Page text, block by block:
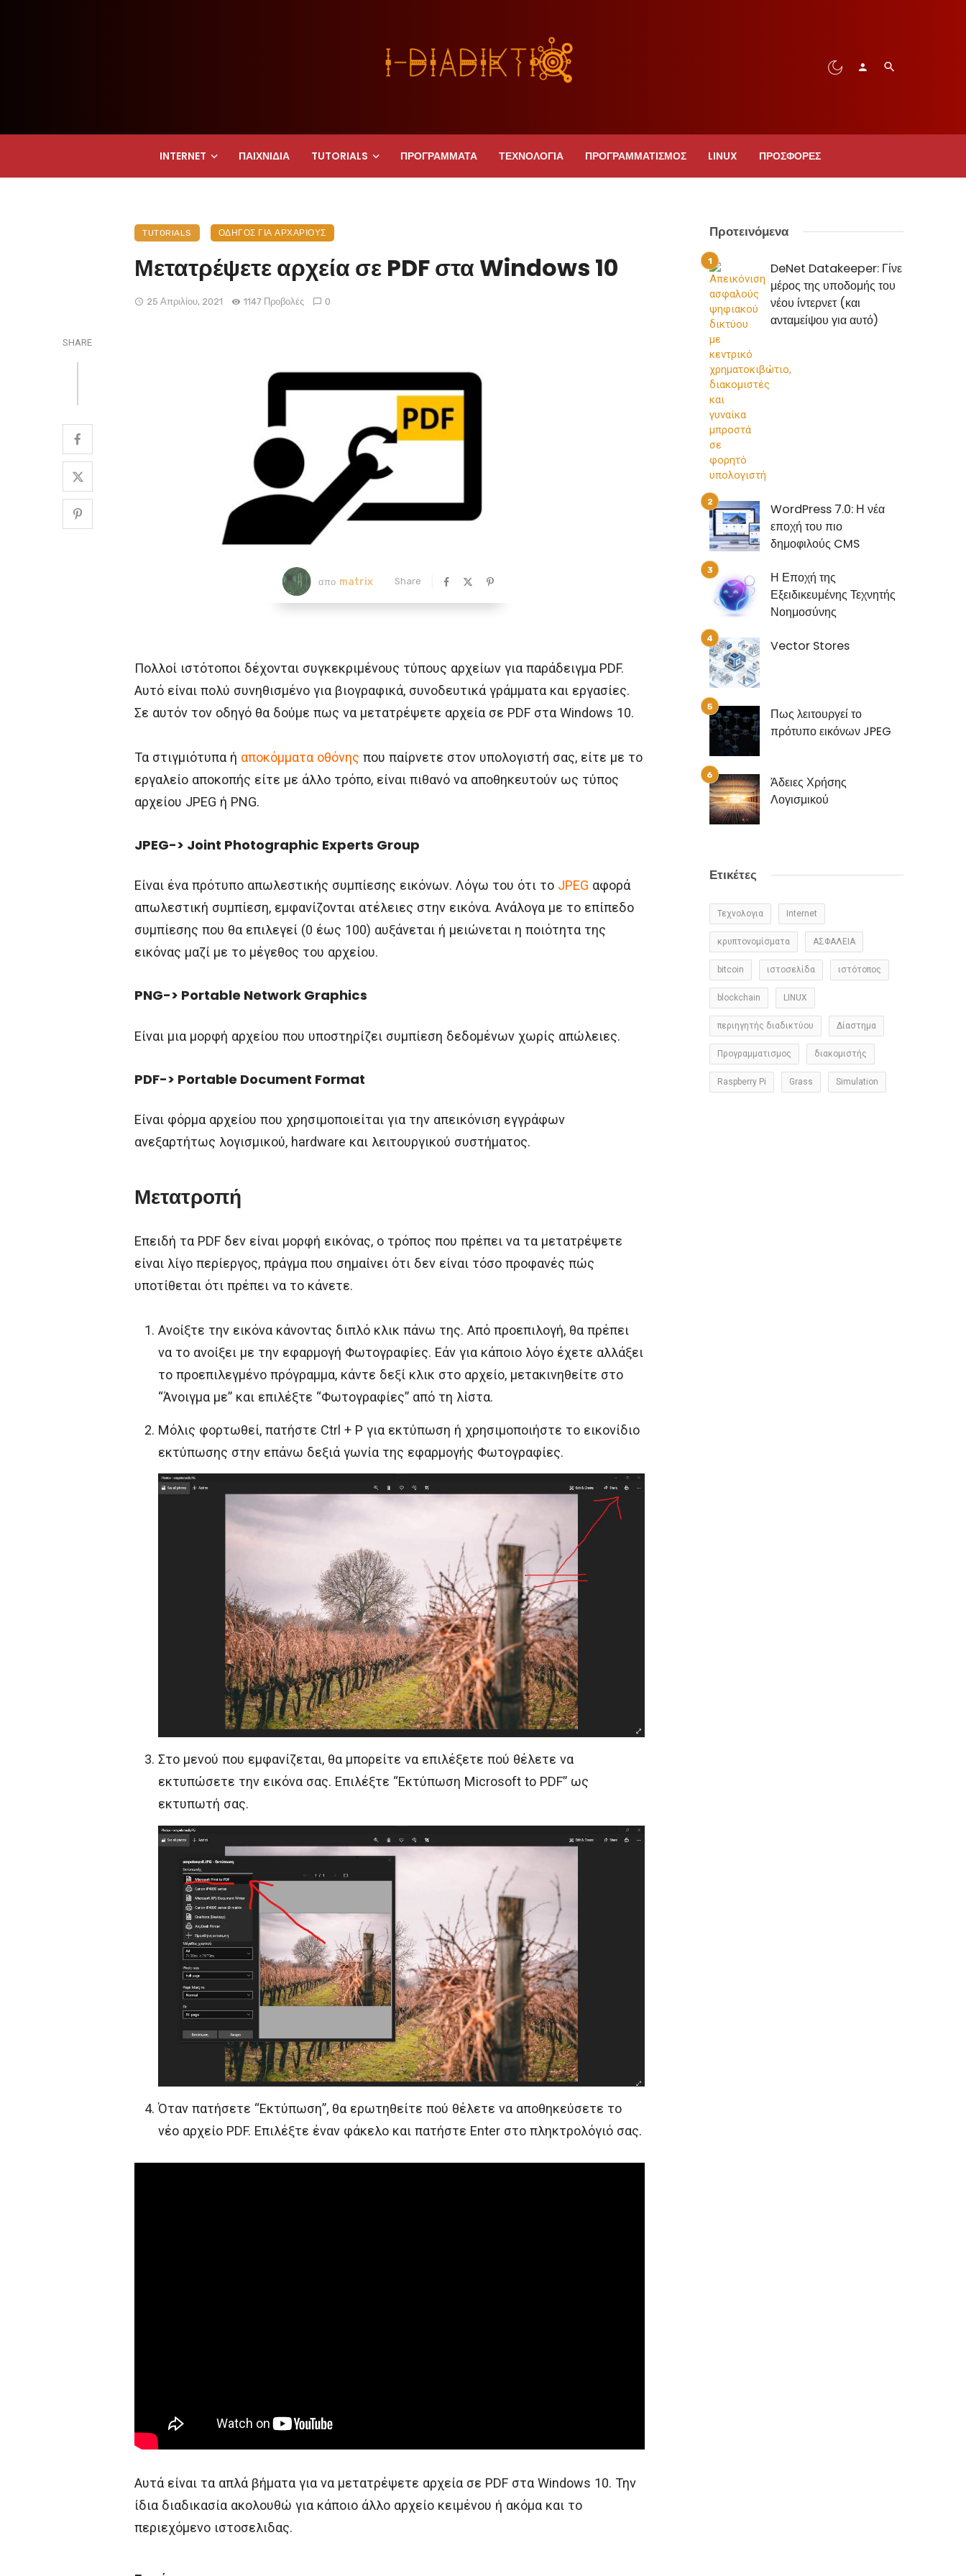
INTERNET ΠΑΙΧΝΊΔΙΑ TUTORIALS ΠΡΟΓΡΑΜΜΑΤΑ ΤΕΧΝΟΛΟΓΙΑ ΠΡΟΓΡΑΜΜΑΤΙΣΜΟΣ LINUX ΠΡΟΣΦΟΡΈΣ
TUTORIALS ΟΔΗΓΌΣ ΓΙΑ ΑΡΧΆΡΙΟΥΣ
Μετατρέψετε αρχεία σε PDF στα Windows 10
25 Απριλίου, 2021 1147 Προβολές 0
SHARE
απο matrix Share
Πολλοί ιστότοποι δέχονται συγκεκριμένους τύπους αρχείων για παράδειγμα PDF.
Αυτό είναι πολύ συνηθισμένο για βιογραφικά, συνοδευτικά γράμματα και εργασίες.
Σε αυτόν τον οδηγό θα δούμε πως να μετατρέψετε αρχεία σε PDF στα Windows 10.
Τα στιγμιότυπα ή αποκόμματα οθόνης που παίρνετε στον υπολογιστή σας, είτε με το
εργαλείο αποκοπής είτε με άλλο τρόπο, είναι πιθανό να αποθηκευτούν ως τύπος
αρχείου JPEG ή PNG.
JPEG-> Joint Photographic Experts Group
Είναι ένα πρότυπο απωλεστικής συμπίεσης εικόνων. Λόγω του ότι το JPEG αφορά
απωλεστική συμπίεση, εμφανίζονται ατέλειες στην εικόνα. Ανάλογα με το επίπεδο
συμπίεσης που θα επιλεγεί (0 έως 100) αυξάνεται ή μειώνεται η ποιότητα της
εικόνας μαζί με το μέγεθος του αρχείου.
PNG-> Portable Network Graphics
Είναι μια μορφή αρχείου που υποστηρίζει συμπίεση δεδομένων χωρίς απώλειες.
PDF-> Portable Document Format
Είναι φόρμα αρχείου που χρησιμοποιείται για την απεικόνιση εγγράφων
ανεξαρτήτως λογισμικού, hardware και λειτουργικού συστήματος.
Μετατροπή
Επειδή τα PDF δεν είναι μορφή εικόνας, ο τρόπος που πρέπει να τα μετατρέψετε
είναι λίγο περίεργος, πράγμα που σημαίνει ότι δεν είναι τόσο προφανές πώς
υποτίθεται ότι πρέπει να το κάνετε.
Ανοίξτε την εικόνα κάνοντας διπλό κλικ πάνω της. Από προεπιλογή, θα πρέπει
να το ανοίξει με την εφαρμογή Φωτογραφίες. Εάν για κάποιο λόγο έχετε αλλάξει
το προεπιλεγμένο πρόγραμμα, κάντε δεξί κλικ στο αρχείο, μετακινηθείτε στο
“Άνοιγμα με” και επιλέξτε “Φωτογραφίες” από τη λίστα.
Μόλις φορτωθεί, πατήστε Ctrl + P για εκτύπωση ή χρησιμοποιήστε το εικονίδιο
εκτύπωσης στην επάνω δεξιά γωνία της εφαρμογής Φωτογραφίες.
Στο μενού που εμφανίζεται, θα μπορείτε να επιλέξετε πού θέλετε να
εκτυπώσετε την εικόνα σας. Επιλέξτε “Εκτύπωση Microsoft to PDF” ως
εκτυπωτή σας.
Όταν πατήσετε “Εκτύπωση”, θα ερωτηθείτε πού θέλετε να αποθηκεύσετε το
νέο αρχείο PDF. Επιλέξτε έναν φάκελο και πατήστε Enter στο πληκτρολόγιό σας.
Αυτά είναι τα απλά βήματα για να μετατρέψετε αρχεία σε PDF στα Windows 10. Την
ίδια διαδικασία ακολουθώ για κάποιο άλλο αρχείο κειμένου ή ακόμα και το
περιεχόμενο ιστοσελιδας.
Προτεινόμενα
DeNet Datakeeper: Γίνε
μέρος της υποδομής του
νέου ίντερνετ (και
ανταμείψου για αυτό)
WordPress 7.0: Η νέα
εποχή του πιο
δημοφιλούς CMS
Η Εποχή της
Εξειδικευμένης Τεχνητής
Νοημοσύνης
Vector Stores
Πως λειτουργεί το
πρότυπο εικόνων JPEG
Άδειες Χρήσης
Λογισμικού
Ετικέτες
Τεχνολογια Internet
κρυπτονομίσματα ΑΣΦΑΛΕΙΑ
bitcoin ιστοσελίδα ιστότοπος
blockchain LINUX
περιηγητής διαδικτύου Δίαστημα
Προγραμματισμος διακομιστής
Raspberry Pi Grass Simulation